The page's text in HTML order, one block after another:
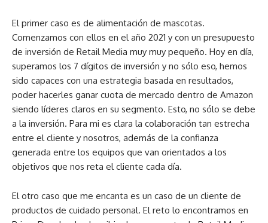
El primer caso es de alimentación de mascotas.
Comenzamos con ellos en el año 2021 y con un presupuesto
de inversión de Retail Media muy muy pequeño. Hoy en día,
superamos los 7 dígitos de inversión y no sólo eso, hemos
sido capaces con una estrategia basada en resultados,
poder hacerles ganar cuota de mercado dentro de Amazon
siendo líderes claros en su segmento. Esto, no sólo se debe
a la inversión. Para mi es clara la colaboración tan estrecha
entre el cliente y nosotros, además de la confianza
generada entre los equipos que van orientados a los
objetivos que nos reta el cliente cada día.
El otro caso que me encanta es un caso de un cliente de
productos de cuidado personal. El reto lo encontramos en